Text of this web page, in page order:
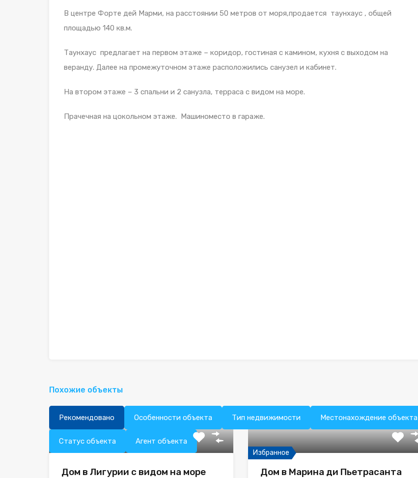
В центре Форте дей Марми, на расстоянии 50 метров от моря,продается таунхаус , общей
площадью 140 кв.м.
Таунхаус предлагает на первом этаже – коридор, гостиная с камином, кухня с выходом на
веранду. Далее на промежуточном этаже расположились санузел и кабинет.
На втором этаже – 3 спальни и 2 санузла, терраса с видом на море.
Прачечная на цокольном этаже. Машиноместо в гараже.
Похожие объекты
Рекомендовано Особенности объекта Тип недвижимости Местонахождение объекта
Статус объекта Агент объекта
Дом в Лигурии с видом на море
Избранное
Дом в Марина ди Пьетрасанта